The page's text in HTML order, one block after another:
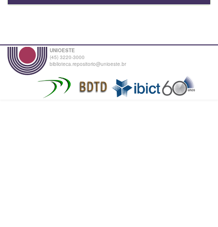
UNIOESTE
(45) 3220-3000
biblioteca.repositorio@unioeste.br